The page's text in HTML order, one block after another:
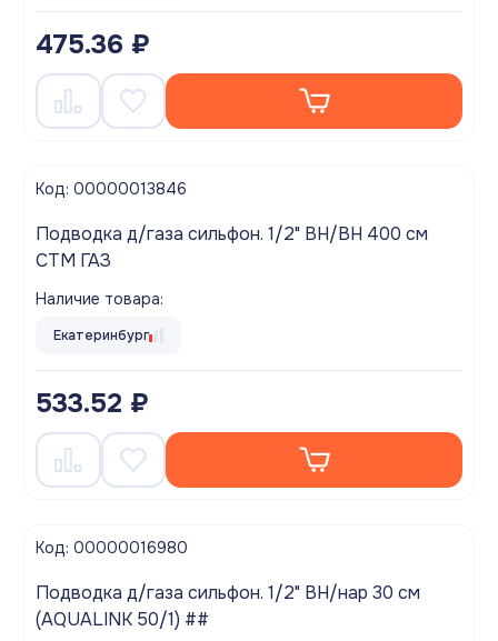
475.36 ₽
Код: 00000013846
Подводка д/газа сильфон. 1/2" ВН/ВН 400 см
CTM ГАЗ
Наличие товара:
Екатеринбург
533.52 ₽
Код: 00000016980
Подводка д/газа сильфон. 1/2" ВН/нар 30 см
(AQUALINK 50/1) ##